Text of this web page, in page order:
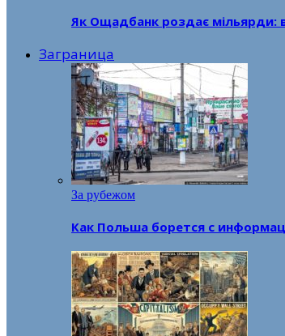
Як Ощадбанк роздає мільярди:
Заграница
За рубежом
Как Польша борется с